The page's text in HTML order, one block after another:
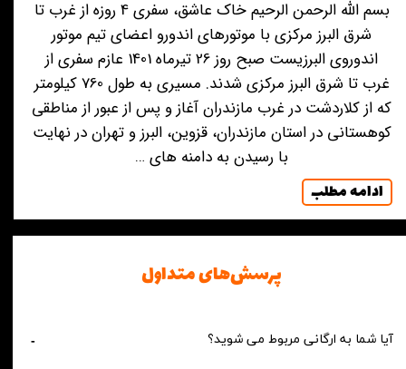
بسم الله الرحمن الرحیم خاک عاشق، سفری 4 روزه از غرب تا
شرق البرز مرکزی با موتورهای اندورو اعضای تیم موتور
اندوروی البرزیست صبح روز 26 تیرماه 1401 عازم سفری از
غرب تا شرق البرز مرکزی شدند. مسیری به طول 760 کیلومتر
که از کلاردشت در غرب مازندران آغاز و پس از عبور از مناطقی
کوهستانی در استان مازندران، قزوین، البرز و تهران در نهایت
با رسیدن به دامنه های …
ادامه مطلب
پرسش‌های متداول
آیا شما به ارگانی مربوط می شوید؟